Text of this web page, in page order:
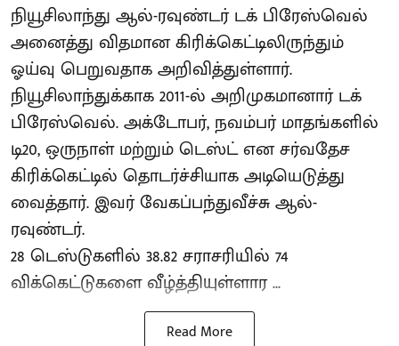
நியூசிலாந்து ஆல்-ரவுண்டர் டக் பிரேஸ்வெல்
அனைத்து விதமான கிரிக்கெட்டிலிருந்தும்
ஓய்வு பெறுவதாக அறிவித்துள்ளார்.
நியூசிலாந்துக்காக 2011-ல் அறிமுகமானார் டக்
பிரேஸ்வெல். அக்டோபர், நவம்பர் மாதங்களில்
டி20, ஒருநாள் மற்றும் டெஸ்ட் என சர்வதேச
கிரிக்கெட்டில் தொடர்ச்சியாக அடியெடுத்து
வைத்தார். இவர் வேகப்பந்துவீச்சு ஆல்-
ரவுண்டர்.
28 டெஸ்டுகளில் 38.82 சராசரியில் 74
விக்கெட்டுகளை வீழ்த்தியுள்ளார ...
Read More